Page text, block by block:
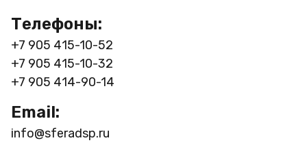
Телефоны:
+7 905 415-10-52
+7 905 415-10-32
+7 905 414-90-14
Email:
info@sferadsp.ru